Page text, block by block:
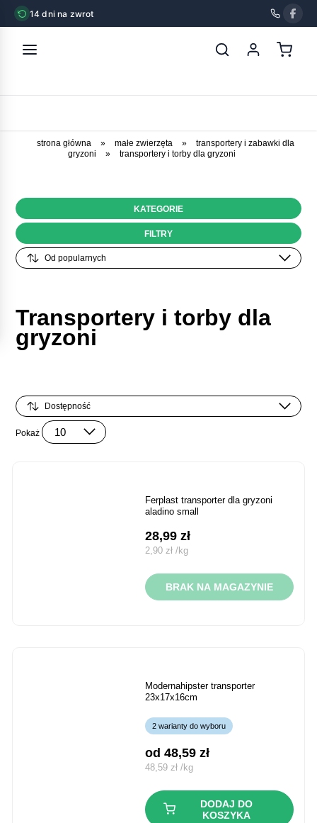
14 dni na zwrot
strona główna » małe zwierzęta »
transportery i zabawki dla
gryzoni
» transportery i torby dla gryzoni
KATEGORIE
FILTRY
Transportery i torby dla
gryzoni
Pokaż
ferplast transporter dla gryzoni
aladino small
28,99zł
2,90zł /kg
BRAK NA MAGAZYNIE
modernahipster transporter
23x17x16cm
2 warianty do wyboru
od 48,59zł
48,59zł /kg
DODAJ DO
KOSZYKA